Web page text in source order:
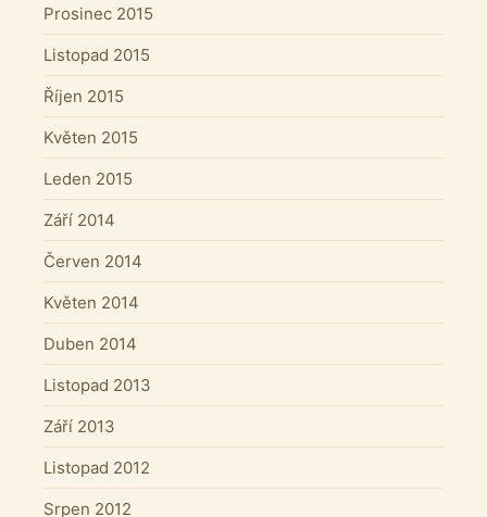
Prosinec 2015
Listopad 2015
Říjen 2015
Květen 2015
Leden 2015
Září 2014
Červen 2014
Květen 2014
Duben 2014
Listopad 2013
Září 2013
Listopad 2012
Srpen 2012